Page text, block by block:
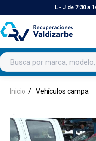
L - J de 7:30 a
Buscar productos
Inicio Vehículos campa